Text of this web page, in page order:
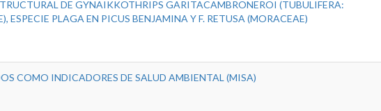
DE GYNAIKKOTHRIPS GARITACAMBRONEROI (TUBULIFERA:
ESPECIE PLAGA EN PICUS BENJAMINA Y F. RETUSA (MORACEAE)
COMO INDICADORES DE SALUD AMBIENTAL (MISA)